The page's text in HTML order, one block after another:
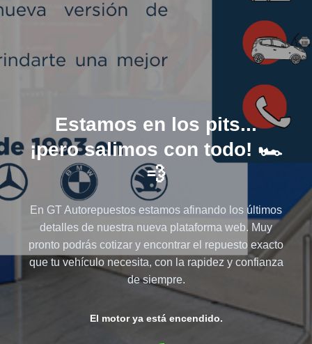
Estamos en los pits...
¡pero salimos con todo! 🏎️
💨
En GT Autorepuestos estamos afinando los últimos
detalles de nuestra nueva plataforma web. Muy
pronto podrás cotizar y encontrar el repuesto exacto
que tu vehículo necesita, con la rapidez y confianza
de siempre.
El motor ya está encendido.